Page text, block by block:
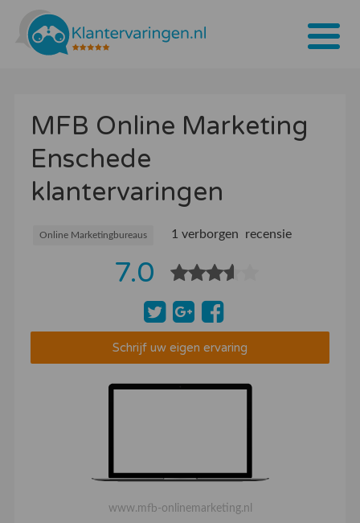
Tarieven
Bedrijven
Over ons
Blogs
MFB Online Marketing
Enschede
klantervaringen
Online Marketingbureaus 1 verborgen recensie
7.0
Schrijf uw eigen ervaring
www.mfb-onlinemarketing.nl